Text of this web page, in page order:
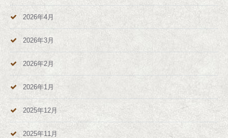
2026年4月
2026年3月
2026年2月
2026年1月
2025年12月
2025年11月